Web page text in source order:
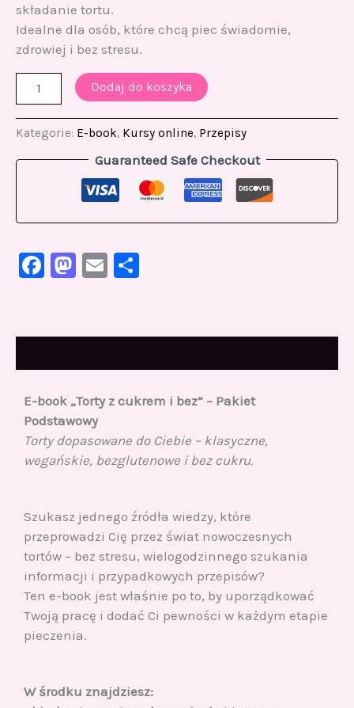
składanie tortu.
Idealne dla osób, które chcą piec świadomie,
zdrowiej i bez stresu.
Dodaj do koszyka
Kategorie: E-book, Kursy online, Przepisy
Guaranteed Safe Checkout
Facebook
Mastodon
Email
E-book „Torty z cukrem i bez” – Pakiet
Podstawowy
Torty dopasowane do Ciebie – klasyczne,
wegańskie, bezglutenowe i bez cukru.
Szukasz jednego źródła wiedzy, które
przeprowadzi Cię przez świat nowoczesnych
tortów – bez stresu, wielogodzinnego szukania
informacji i przypadkowych przepisów?
Ten e-book jest właśnie po to, by uporządkować
Twoją pracę i dodać Ci pewności w każdym etapie
pieczenia.
W środku znajdziesz: